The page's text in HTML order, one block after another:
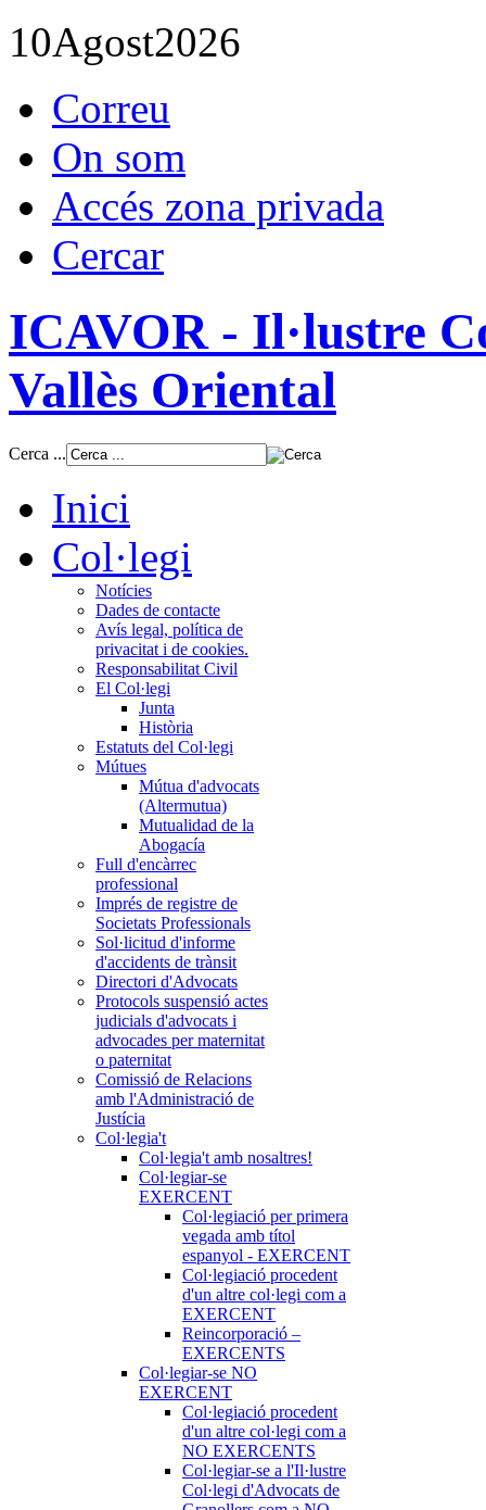
10Agost2026
Correu
On som
Accés zona privada
Cercar
ICAVOR - Il·lustre
Vallès Oriental
Cerca ...
Inici
Col·legi
Notícies
Dades de contacte
Avís legal, política de
privacitat i de cookies.
Responsabilitat Civil
El Col·legi
Junta
Història
Estatuts del Col·legi
Mútues
Mútua d'advocats
(Altermutua)
Mutualidad de la
Abogacía
Full d'encàrrec
professional
Imprés de registre de
Societats Professionals
Sol·licitud d'informe
d'accidents de trànsit
Directori d'Advocats
Protocols suspensió actes
judicials d'advocats i
advocades per maternitat
o paternitat
Comissió de Relacions
amb l'Administració de
Justícia
Col·legia't
Col·legia't amb nosaltres!
Col·legiar-se
EXERCENT
Col·legiació per primera
vegada amb títol
espanyol - EXERCENT
Col·legiació procedent
d'un altre col·legi com a
EXERCENT
Reincorporació –
EXERCENTS
Col·legiar-se NO
EXERCENT
Col·legiació procedent
d'un altre col·legi com a
NO EXERCENTS
Col·legiar-se a l'Il·lustre
Col·legi d'Advocats de